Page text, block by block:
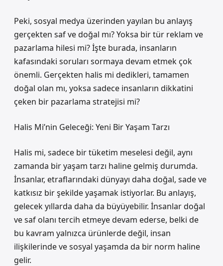
Peki, sosyal medya üzerinden yayılan bu anlayış
gerçekten saf ve doğal mı? Yoksa bir tür reklam ve
pazarlama hilesi mi? İşte burada, insanların
kafasındaki soruları sormaya devam etmek çok
önemli. Gerçekten halis mi dedikleri, tamamen
doğal olan mı, yoksa sadece insanların dikkatini
çeken bir pazarlama stratejisi mi?
Halis Mi’nin Geleceği: Yeni Bir Yaşam Tarzı
Halis mi, sadece bir tüketim meselesi değil, aynı
zamanda bir yaşam tarzı haline gelmiş durumda.
İnsanlar, etraflarındaki dünyayı daha doğal, sade ve
katkısız bir şekilde yaşamak istiyorlar. Bu anlayış,
gelecek yıllarda daha da büyüyebilir. İnsanlar doğal
ve saf olanı tercih etmeye devam ederse, belki de
bu kavram yalnızca ürünlerde değil, insan
ilişkilerinde ve sosyal yaşamda da bir norm haline
gelir.